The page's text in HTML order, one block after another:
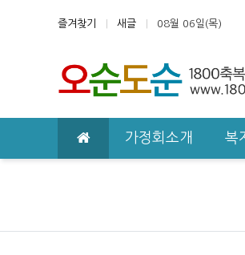
즐겨찾기 새글 08월 06일(목)
메인 메뉴 가정회소개 복